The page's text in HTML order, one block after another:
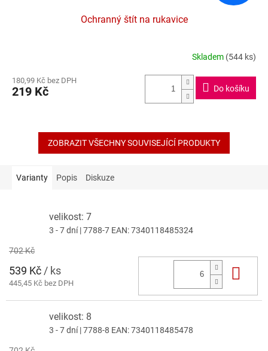
Ochranný štít na rukavice
produktu
je
hvězdiček.
Skladem (544 ks)
180,99 Kč bez DPH
219 Kč Do košíku
ZOBRAZIT VŠECHNY SOUVISEJÍCÍ PRODUKTY
Varianty Popis Diskuze
velikost: 7
3 - 7 dní| 7788-7 EAN:7340118485324
702 Kč
539 Kč / ks
445,45 Kč bez DPH
velikost: 8
3 - 7 dní| 7788-8 EAN:7340118485478